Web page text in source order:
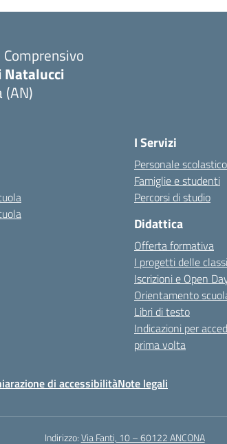
(AN)
I Servizi
Personale scolastico
Famiglie e studenti
Percorsi di studio
Didattica
Offerta formativa
I progetti delle classi
Iscrizioni e Open
Orientamento
Libri di testo
Indicazioni per
prima volta
di accessibilitàNote legali
Indirizzo:Via Fanti, 10 – 60122 ANCONA